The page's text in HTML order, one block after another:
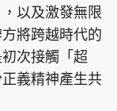
以及激發無限
將跨越時代的
次接觸「超
義精神產生共